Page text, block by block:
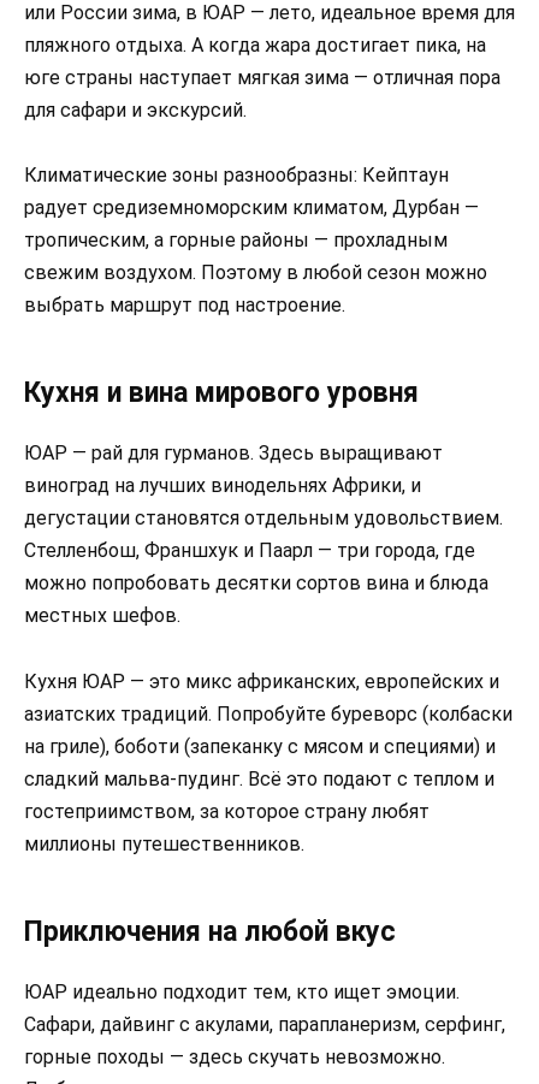
или России зима, в ЮАР — лето, идеальное время для
пляжного отдыха. А когда жара достигает пика, на
юге страны наступает мягкая зима — отличная пора
для сафари и экскурсий.
Климатические зоны разнообразны: Кейптаун
радует средиземноморским климатом, Дурбан —
тропическим, а горные районы — прохладным
свежим воздухом. Поэтому в любой сезон можно
выбрать маршрут под настроение.
Кухня и вина мирового уровня
ЮАР — рай для гурманов. Здесь выращивают
виноград на лучших винодельнях Африки, и
дегустации становятся отдельным удовольствием.
Стелленбош, Франшхук и Паарл — три города, где
можно попробовать десятки сортов вина и блюда
местных шефов.
Кухня ЮАР — это микс африканских, европейских и
азиатских традиций. Попробуйте буреворс (колбаски
на гриле), боботи (запеканку с мясом и специями) и
сладкий мальва-пудинг. Всё это подают с теплом и
гостеприимством, за которое страну любят
миллионы путешественников.
Приключения на любой вкус
ЮАР идеально подходит тем, кто ищет эмоции.
Сафари, дайвинг с акулами, парапланеризм, серфинг,
горные походы — здесь скучать невозможно.